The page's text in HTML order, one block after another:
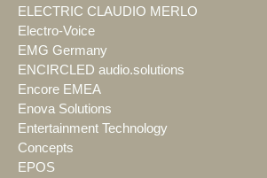
ELECTRIC CLAUDIO MERLO
Electro-Voice
EMG Germany
ENCIRCLED audio.solutions
Encore EMEA
Enova Solutions
Entertainment Technology
Concepts
EPOS